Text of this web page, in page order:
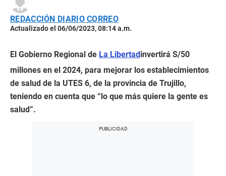
REDACCIÓN DIARIO CORREO
Actualizado el 06/06/2023, 08:14 a.m.
El Gobierno Regional de La Libertadinvertirá S/50
millones en el 2024, para mejorar los establecimientos
de salud de la UTES 6, de la provincia de Trujillo,
teniendo en cuenta que “lo que más quiere la gente es
salud”.